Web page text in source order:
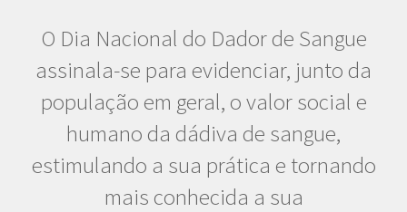
O Dia Nacional do Dador de Sangue
assinala-se para evidenciar, junto da
população em geral, o valor social e
humano da dádiva de sangue,
estimulando a sua prática e tornando
mais conhecida a sua